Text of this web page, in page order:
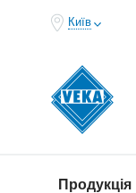
Київ
Продукція